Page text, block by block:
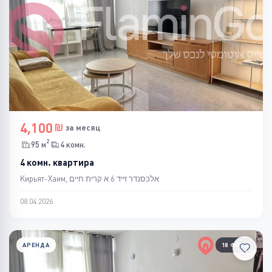
4,100
за месяц
95 м2 4 комн.
4 комн. квартира
Кирьят-Хаим, אלכסנדר זייד 6 א קרית חיים
08.04.2026
18 ФОТО
АРЕНДА